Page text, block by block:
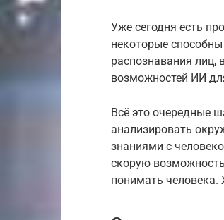
Уже сегодня есть
некоторые
распознавания лиц,
возможностей ИИ
Всё это очередные
анализировать
знаниями с
скорую
понимать